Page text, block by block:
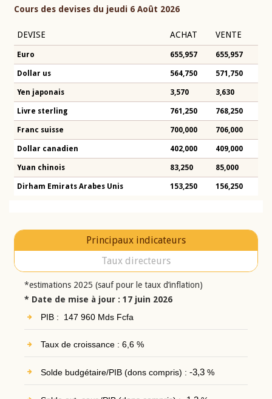
Cours des devises du jeudi 6 Août 2026
DEVISE ACHAT VENTE
Euro 655,957 655,957
Dollar us 564,750 571,750
Yen japonais 3,570 3,630
Livre sterling 761,250 768,250
Franc suisse 700,000 706,000
Dollar canadien 402,000 409,000
Yuan chinois 83,250 85,000
Dirham Emirats Arabes Unis 153,250 156,250
Principaux indicateurs
Taux directeurs
*estimations 2025 (sauf pour le taux d’inflation)
* Date de mise à jour : 17 juin 2026
PIB : 147 960 Mds Fcfa
Taux de croissance : 6,6 %
Solde budgétaire/PIB (dons compris) : -3,3%